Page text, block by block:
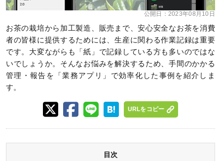
公開日： 2023年08月10日
お茶の栽培から加工製造、販売まで、安心安全なお茶を消費
者の皆様に提供するためには、生産に関わる作業記録は重要
です。大変ながらも「紙」で記録している方も多いのではな
いでしょうか。そんなお悩みを解決するため、手間のかかる
管理・報告を「業務アプリ」で効率化した事例を紹介しま
す。
URLをコピー
目次